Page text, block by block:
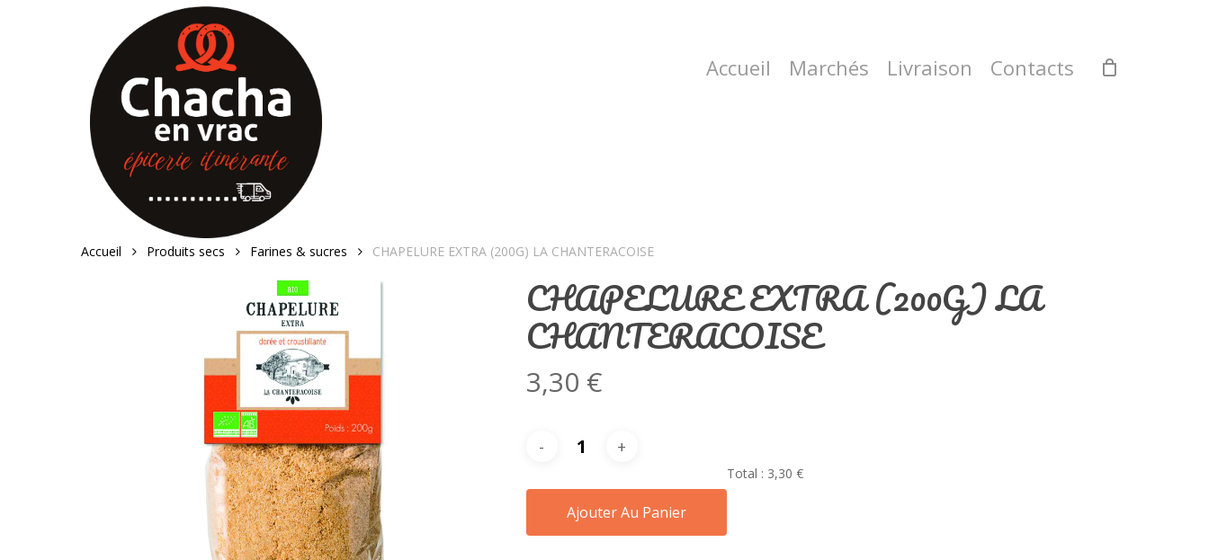
Accueil Marchés Livraison Contacts
Accueil Produits secs Farines & sucres CHAPELURE EXTRA (200G) LA CHANTERACOISE
CHAPELURE EXTRA (200G) LA
CHANTERACOISE
3,30 €
Ajouter Au Panier
Total : 3,30 €